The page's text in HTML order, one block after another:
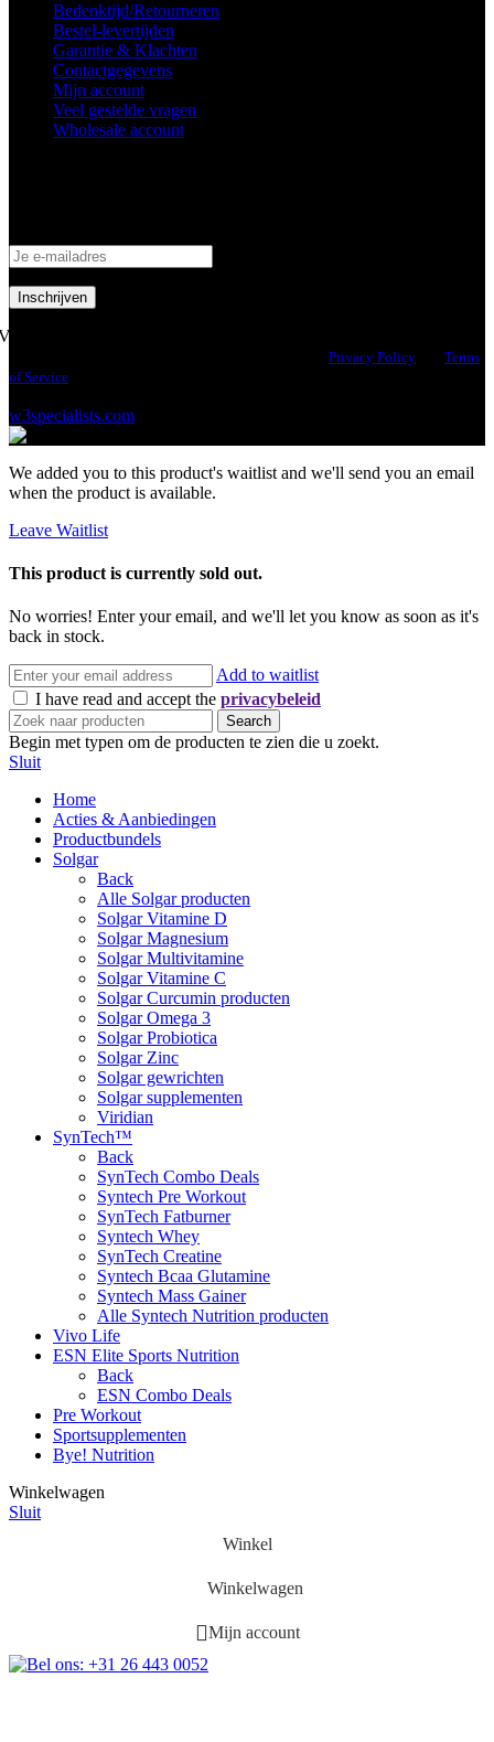
Bedenktijd/Retourneren
Bestel-levertijden
Garantie & Klachten
Contactgegevens
Mijn account
Veel gestelde vragen
Wholesale account
ons
Privacy Policy
Terms
of Service
w3specialists.com
We added you to this product's waitlist and we'll send you an email
when the product is available.
Leave Waitlist
This product is currently sold out.
No worries! Enter your email, and we'll let you know as soon as it's
back in stock.
Add to waitlist
I have read and accept the privacybeleid
Search
Begin met typen om de producten te zien die u zoekt.
Sluit
Home
Acties & Aanbiedingen
Productbundels
Solgar
Back
Alle Solgar producten
Solgar Vitamine D
Solgar Magnesium
Solgar Multivitamine
Solgar Vitamine C
Solgar Curcumin producten
Solgar Omega 3
Solgar Probiotica
Solgar Zinc
Solgar gewrichten
Solgar supplementen
Viridian
SynTech™
Back
SynTech Combo Deals
Syntech Pre Workout
SynTech Fatburner
Syntech Whey
SynTech Creatine
Syntech Bcaa Glutamine
Syntech Mass Gainer
Alle Syntech Nutrition producten
Vivo Life
ESN Elite Sports Nutrition
Back
ESN Combo Deals
Pre Workout
Sportsupplementen
Bye! Nutrition
Winkelwagen
Sluit
Winkel
Winkelwagen
Mijn account